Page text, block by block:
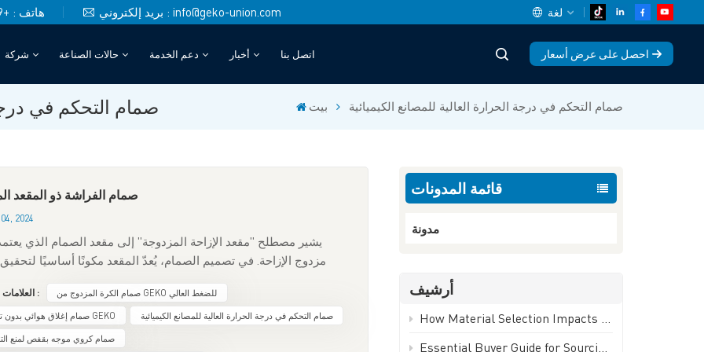
هاتف : +49 (0)151 4048 6246 بريد إلكتروني : info@geko-union.com لغة
English
中文
Deutsch
شركة حالات الصناعة دعم الخدمة أخبار اتصل بنا احصل على عرض أسعار
صمام التحكم في درجة بيت صمام التحكم في درجة الحرارة العالية للمصانع الكيميائية
قائمة المدونات
مدونة
أرشيف
How Material Selection Impacts Ball Valve Performance and Lifespan | GEKO Valve
Essential Buyer Guide for Sourcing Industrial Ball Valves | GEKO Valve
صمام الفراشة ذو المقعد
2024
يشير مصطلح "مقعد الإزاحة المزدوجة" إلى مقعد الصمام الذي
مزدوج الإزاحة. في تصميم الصمام، يُعدّ المقعد مكونًا أساسيًا
الإزاحة الشعاعية فحسب، بل يشمل أيضًا الإزاحة المحورية. يوفر هذا
أفضل في إحكام الصمام واستقراره. يتم تصنيف تصميمات مقعد الصمام
على النحو التالي:1. مقعد الإزاحة الصفرية: يكون وجه الختم
العلامات الساخنة :
صمام الكرة المزدوج من GEKO للضغط العالي
صمام إغلاق هوائي بدون تسرب GEKO
صمام التحكم في درجة الحرارة العالية للمصانع الكيميائية
صمام كروي موجه بقفص لمنع